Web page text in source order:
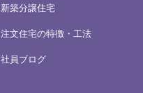
新築分譲住宅
注文住宅の特徴・工法
社員ブログ